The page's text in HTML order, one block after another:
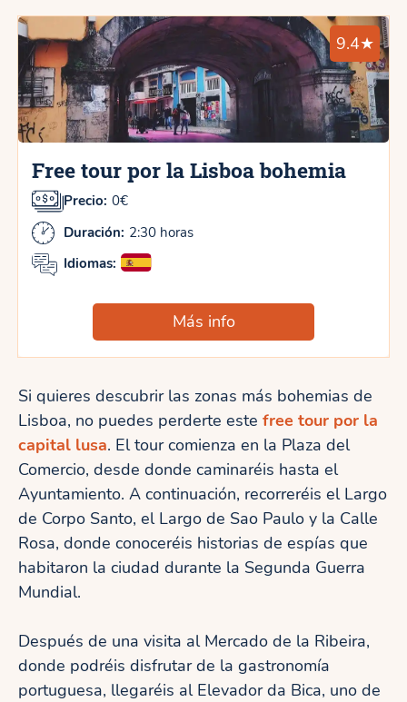
9.4★
Free tour por la Lisboa bohemia
Precio: 0€
Duración: 2:30 horas
Idiomas:
Más info
Si quieres descubrir las zonas más bohemias de
Lisboa, no puedes perderte este free tour por la
capital lusa. El tour comienza en la Plaza del
Comercio, desde donde caminaréis hasta el
Ayuntamiento. A continuación, recorreréis el Largo
de Corpo Santo, el Largo de Sao Paulo y la Calle
Rosa, donde conoceréis historias de espías que
habitaron la ciudad durante la Segunda Guerra
Mundial.
Después de una visita al Mercado de la Ribeira,
donde podréis disfrutar de la gastronomía
portuguesa, llegaréis al Elevador da Bica, uno de